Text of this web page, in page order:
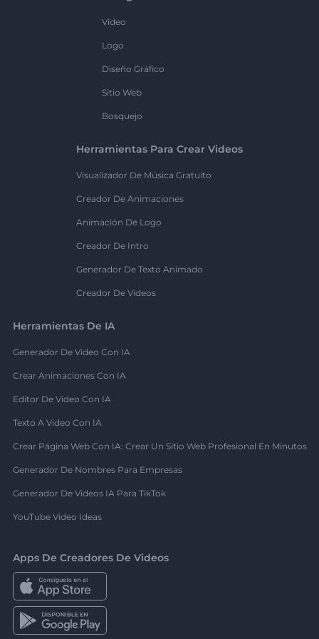
Vídeo
Logo
Diseño Gráfico
Sitio Web
Bosquejo
Herramientas Para Crear Videos
Visualizador De Música Gratuito
Creador De Animaciones
Animación De Logo
Creador De Intro
Generador De Texto Animado
Creador De Videos
Herramientas De IA
Generador De Video Con IA
Crear Animaciones Con IA
Editor De Video Con IA
Texto A Video Con IA
Crear Página Web Con IA: Crear Un Sitio Web Profesional En Minutos
Generador De Nombres Para Empresas
Generador De Videos IA Para TikTok
YouTube Video Ideas
Apps De Creadores De Videos